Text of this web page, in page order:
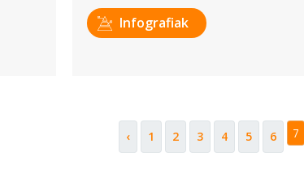
Infografiak
‹ 1 2 3 4 5 6 7